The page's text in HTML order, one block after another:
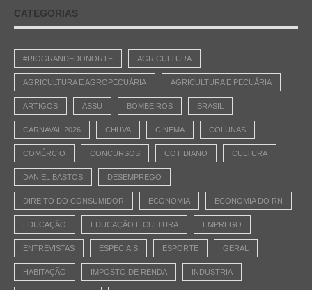
CATEGORIAS
#RIOGRANDEDONORTE AGRICULTURA
AGRICULTURA E AGROPECUÁRIA AGRICULTURA E PECUÁRIA
ARTIGOS ASSÚ BOMBEIROS BRASIL
CARNAVAL 2026 CHUVA CINEMA COLUNAS
COMÉRCIO CONCURSOS COTIDIANO CULTURA
DANIEL BASTOS DESEMPREGO
DIREITO DO CONSUMIDOR ECONOMIA ECONOMIA DO RN
EDUCAÇÃO EDUCAÇÃO E CULTURA EMPREGO
ENTREVISTAS ESPECIAIS ESPORTE GERAL
HABITAÇÃO IMPOSTO DE RENDA INDÚSTRIA